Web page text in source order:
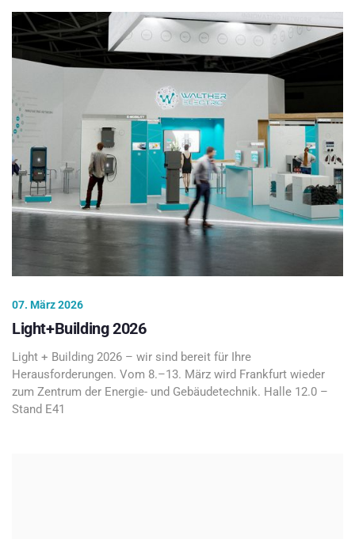
07. März 2026
Light+Building 2026
Light + Building 2026 – wir sind bereit für Ihre
Herausforderungen. Vom 8.–13. März wird Frankfurt wieder
zum Zentrum der Energie- und Gebäudetechnik. Halle 12.0 –
Stand E41